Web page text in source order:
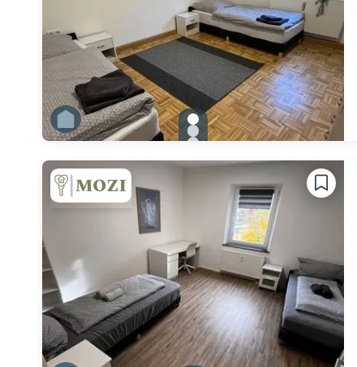
gallery.slide_selector
Zu Slide 1 wechseln
Zu Slide 2 wechseln
Zu Slide 4 wechseln
Zu Slide 5 wechseln
Zu Slide 6 wechseln